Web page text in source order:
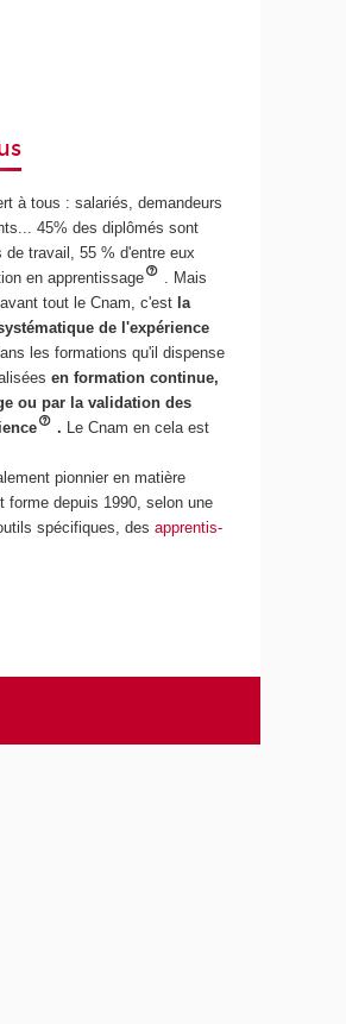
à tous : salariés, demandeurs
45% des diplômés sont
de travail, 55 % d'entre eux
en apprentissage
. Mais
tout le Cnam, c'est la
de l'expérience
les formations qu'il dispense
en formation continue,
ou par la validation des
. Le Cnam en cela est
pionnier en matière
forme depuis 1990, selon une
spécifiques, desapprentis-